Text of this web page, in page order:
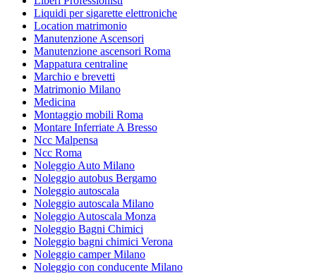
Liquidi per sigarette elettroniche
Location matrimonio
Manutenzione Ascensori
Manutenzione ascensori Roma
Mappatura centraline
Marchio e brevetti
Matrimonio Milano
Medicina
Montaggio mobili Roma
Montare Inferriate A Bresso
Ncc Malpensa
Ncc Roma
Noleggio Auto Milano
Noleggio autobus Bergamo
Noleggio autoscala
Noleggio autoscala Milano
Noleggio Autoscala Monza
Noleggio Bagni Chimici
Noleggio bagni chimici Verona
Noleggio camper Milano
Noleggio con conducente Milano